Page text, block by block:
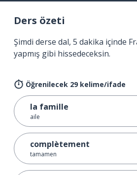
Ders özeti
Şimdi derse dal, 5 dakika içinde
yapmış gibi hissedeceksin.
Öğrenilecek 29 kelime/ifade
la famille
aile
complètement
tamamen